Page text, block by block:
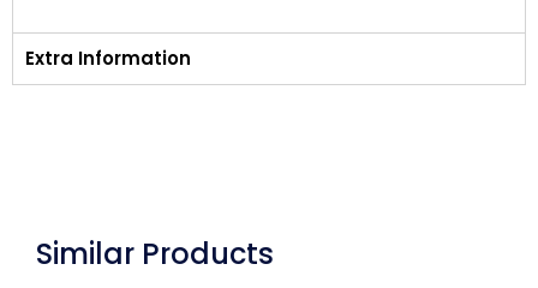
Extra Information
Similar Products